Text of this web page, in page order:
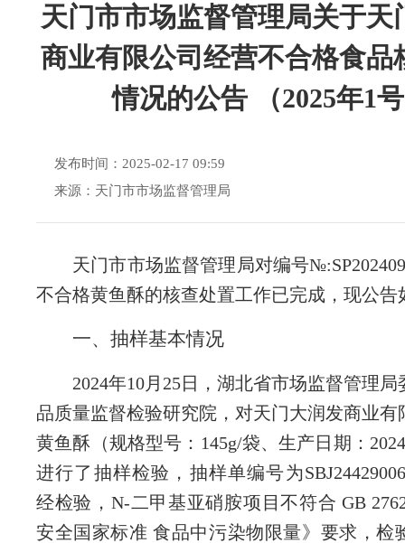
天门市市场监督管理局关于天
商业有限公司经营不合格食品
情况的公告 （2025年1
发布时间：2025-02-17 09:59
来源：天门市市场监督管理局
天门市市场监督管理局对编号
不合格黄鱼酥的核查处置工作已完成，现公告
一、抽样基本情况
2024年10月25日，湖北省市场监督管理
品质量监督检验研究院，对天门大润发商业有
黄鱼酥（规格型号：145g/袋、生产日期：
进行了抽样检验，抽样单编号为
经检验，N-二甲基亚硝胺项目不符合 GB
安全国家标准 食品中污染物限量》要求，检